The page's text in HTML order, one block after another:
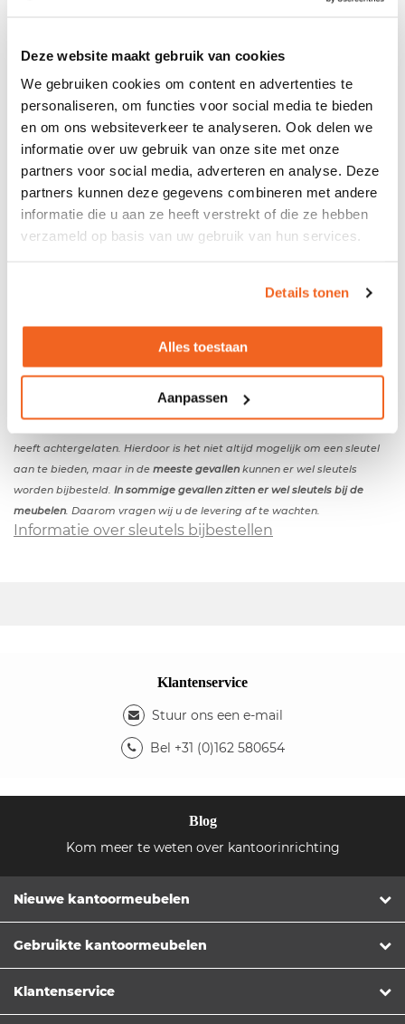
Deze website maakt gebruik van cookies
We gebruiken cookies om content en advertenties te
personaliseren, om functies voor social media te bieden
en om ons websiteverkeer te analyseren. Ook delen we
informatie over uw gebruik van onze site met onze
partners voor social media, adverteren en analyse. Deze
partners kunnen deze gegevens combineren met andere
informatie die u aan ze heeft verstrekt of die ze hebben
verzameld op basis van uw gebruik van hun services.
Details tonen
Alles toestaan
Aanpassen
Leveringin België
Voor zowel ParticulieralsZakelijk
ProfessioneleBezorg- en Montageservice
Productspecificaties
- Metalen romp - Kunststof roldeuren - Indeling: 2
zonder sleutel(s) geleverd*
- Kleur kast: wit - Kleur roldeur: wit
- Breedte: 120cm - Diepte: 47cm - Hoogte: 120cm
heeft achtergelaten. Hierdoor is het niet altijd mogelijk om een sleutel
aan te bieden, maar in de meeste gevallen kunnen er wel sleutels
worden bijbesteld. In sommige gevallen zitten er wel sleutels bij de
meubelen . Daarom vragen wij u de levering af te wachten.
Informatie over sleutels bijbestellen
Klantenservice
Stuur ons een e-mail
Bel +31 (0)162 580654
Blog
Kom meer te weten over kantoorinrichting
Nieuwe kantoormeubelen
Gebruikte kantoormeubelen
Klantenservice